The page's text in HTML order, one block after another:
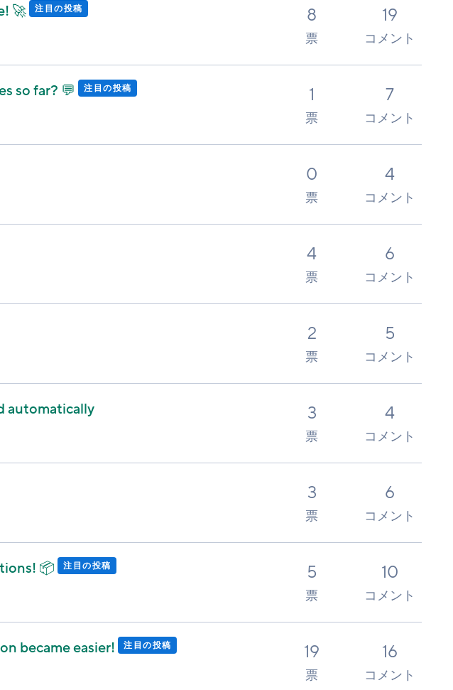
🚀 注目の投稿 8
票
19
コメント
so far? 💬 注目の投稿 1
票
7
コメント
0
票
4
コメント
4
票
6
コメント
2
票
5
コメント
automatically 3
票
4
コメント
3
票
6
コメント
📦 注目の投稿 5
票
10
コメント
became easier! 注目の投稿 19
票
16
コメント